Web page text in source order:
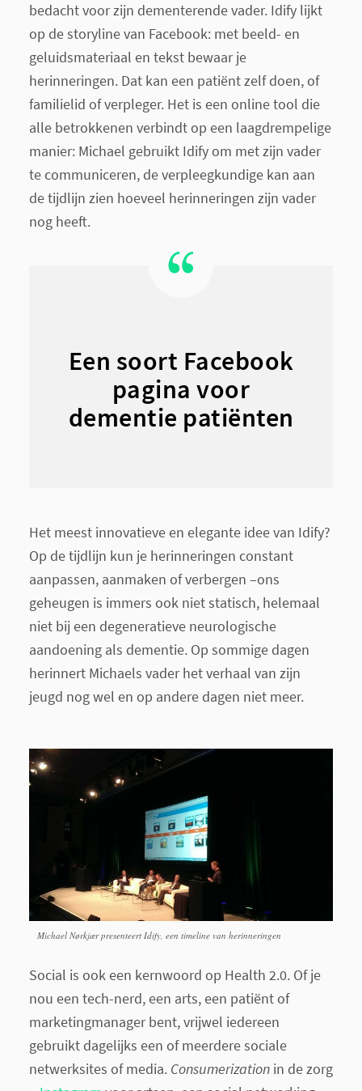
bedacht voor zijn dementerende vader. Idify lijkt
op de storyline van Facebook: met beeld- en
geluidsmateriaal en tekst bewaar je
herinneringen. Dat kan een patiënt zelf doen, of
familielid of verpleger. Het is een online tool die
alle betrokkenen verbindt op een laagdrempelige
manier: Michael gebruikt Idify om met zijn vader
te communiceren, de verpleegkundige kan aan
de tijdlijn zien hoeveel herinneringen zijn vader
nog heeft.
Een soort Facebook
pagina voor
dementie patiënten
Het meest innovatieve en elegante idee van Idify?
Op de tijdlijn kun je herinneringen constant
aanpassen, aanmaken of verbergen –ons
geheugen is immers ook niet statisch, helemaal
niet bij een degeneratieve neurologische
aandoening als dementie. Op sommige dagen
herinnert Michaels vader het verhaal van zijn
jeugd nog wel en op andere dagen niet meer.
Michael Nørkjær presenteert Idify, een timeline van herinneringen
Social is ook een kernwoord op Health 2.0. Of je
nou een tech-nerd, een arts, een patiënt of
marketingmanager bent, vrijwel iedereen
gebruikt dagelijks een of meerdere sociale
netwerksites of media. Consumerizationin de zorg